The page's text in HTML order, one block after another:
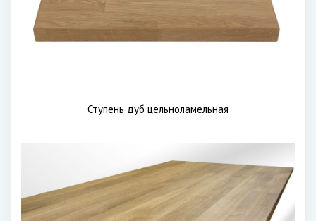
Ступень дуб цельноламельная